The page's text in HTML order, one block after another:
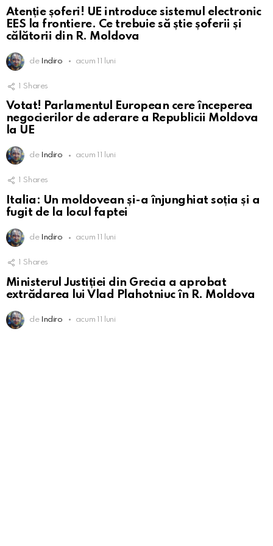
Atenție șoferi! UE introduce sistemul electronic
EES la frontiere. Ce trebuie să știe șoferii și
călătorii din R. Moldova
de Indiro acum 11 luni
1 Shares
Votat! Parlamentul European cere începerea
negocierilor de aderare a Republicii Moldova
la UE
de Indiro acum 11 luni
Shares
Italia: Un moldovean și-a înjunghiat soția și a
fugit de la locul faptei
de Indiro acum 11 luni
Shares
Ministerul Justiției din Grecia a aprobat
extrădarea lui Vlad Plahotniuc în R. Moldova
de Indiro acum 11 luni